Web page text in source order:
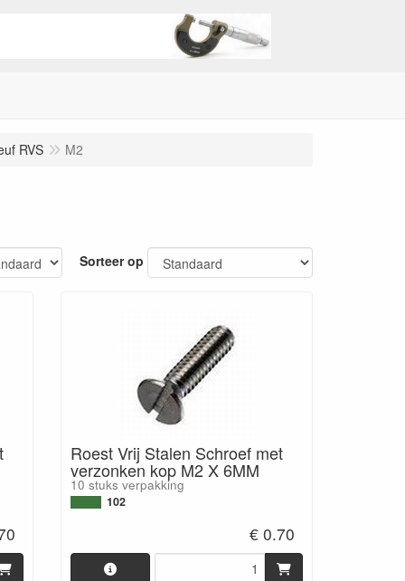
RVS M2
Sorteer op
Roest Vrij Stalen Schroef met
verzonken kop M2 X 6MM
10 stuks verpakking
102
€ 0.70